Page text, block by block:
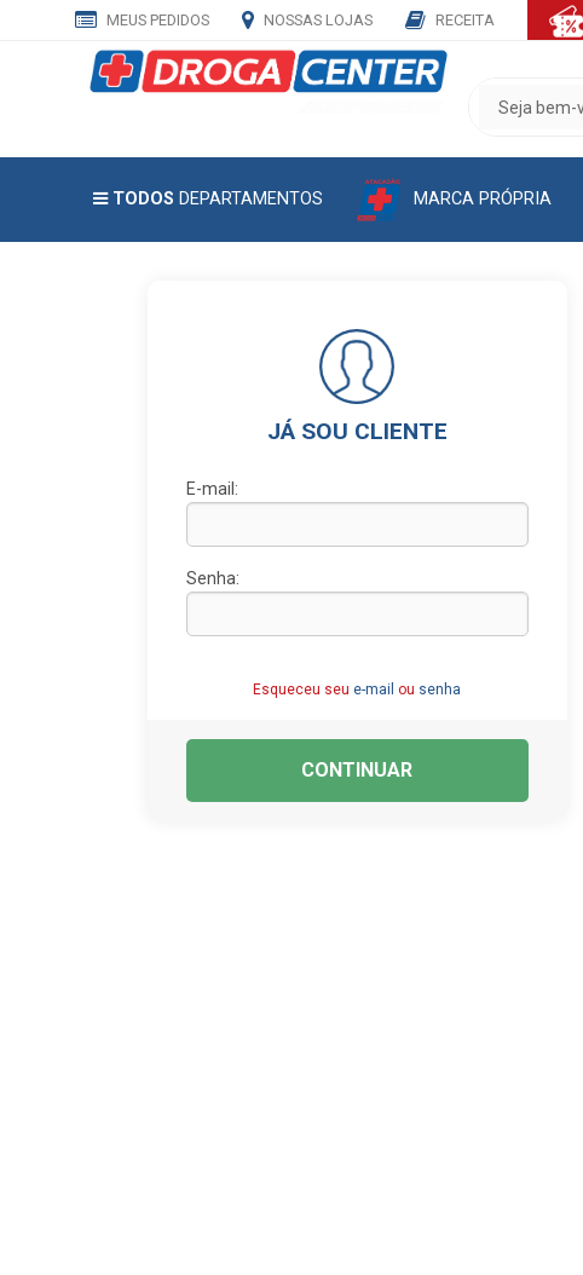
MEUS PEDIDOS NOSSAS LOJAS RECEITA
TODOS DEPARTAMENTOS MARCA PRÓPRIA
JÁ SOU CLIENTE
E-mail:
Senha:
Esqueceu seu e-mail ou senha
CONTINUAR
CADASTRE
MAIL
E